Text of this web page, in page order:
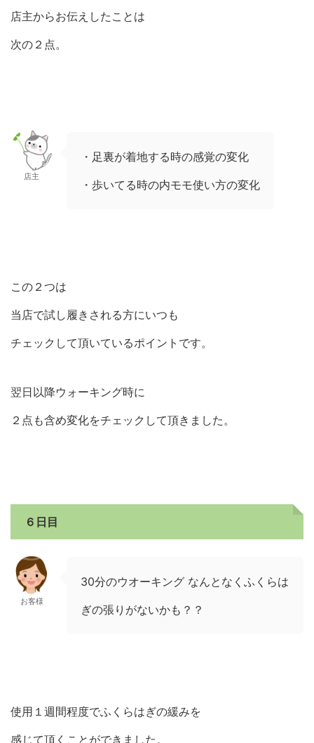
店主からお伝えしたことは
次の２点。
店主
・足裏が着地する時の感覚の変化
・歩いてる時の内モモ使い方の変化
この２つは
当店で試し履きされる方にいつも
チェックして頂いているポイントです。
翌日以降ウォーキング時に
２点も含め変化をチェックして頂きました。
６日目
お客様
30分のウオーキング なんとなくふくらは
ぎの張りがないかも？？
使用１週間程度でふくらはぎの緩みを
感じて頂くことができました。